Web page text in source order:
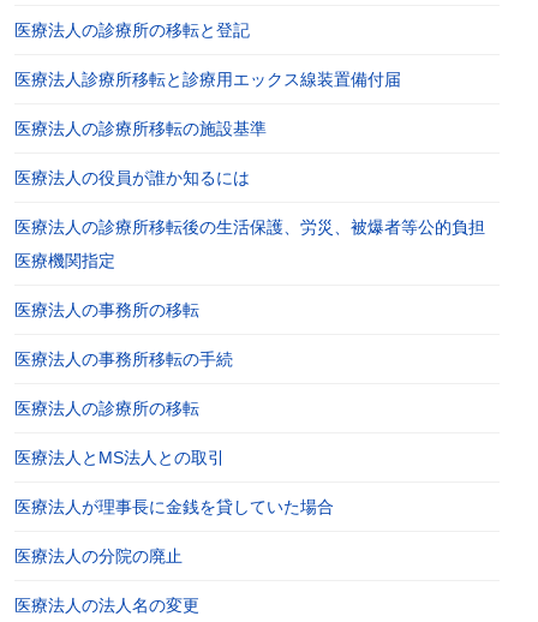
医療法人の診療所の移転と登記
医療法人診療所移転と診療用エックス線装置備付届
医療法人の診療所移転の施設基準
医療法人の役員が誰か知るには
医療法人の診療所移転後の生活保護、労災、被爆者等公的負担
医療機関指定
医療法人の事務所の移転
医療法人の事務所移転の手続
医療法人の診療所の移転
医療法人とMS法人との取引
医療法人が理事長に金銭を貸していた場合
医療法人の分院の廃止
医療法人の法人名の変更